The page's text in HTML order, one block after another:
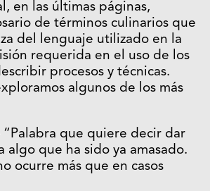
en las últimas páginas,
de términos culinarios que
del lenguaje utilizado en la
requerida en el uso de los
procesos y técnicas.
algunos de los más
“Palabra que quiere decir dar
algo que ha sido ya amasado.
ocurre más que en casos